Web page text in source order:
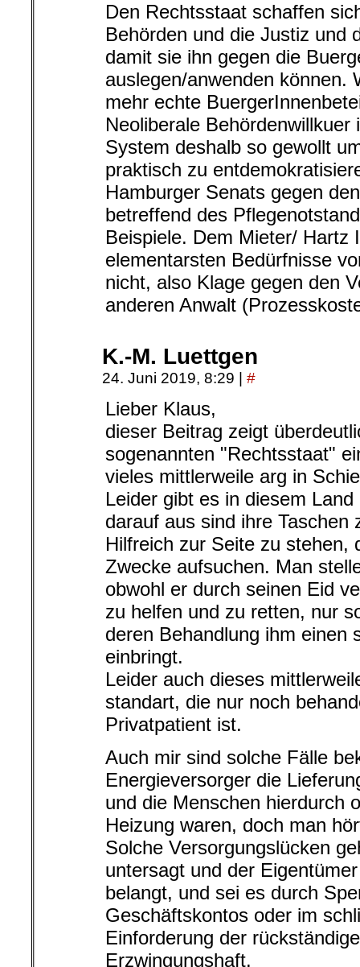
Den Rechtsstaat schaffen
Behörden und die Justiz und
damit sie ihn gegen die
auslegen/anwenden können.
mehr echte
Neoliberale
System deshalb so gewollt
praktisch zu
Hamburger Senats gegen
betreffend des
Beispiele. Dem Mieter/ Hartz
elementarsten Bedürfnisse
nicht, also Klage gegen den
anderen Anwalt
K.-M. Luettgen
24. Juni 2019, 8:29 #
Lieber Klaus,
dieser Beitrag zeigt
sogenannten "Rechtsstaat"
vieles mittlerweile arg in
Leider gibt es in diesem
darauf aus sind ihre Taschen
Hilfreich zur Seite zu stehen,
Zwecke aufsuchen. Man
obwohl er durch seinen Eid
zu helfen und zu retten, nur
deren Behandlung ihm einen
einbringt.
Leider auch dieses
standart, die nur noch
Privatpatient ist.
Auch mir sind solche Fälle
Energieversorger die
und die Menschen hierdurch
Heizung waren, doch man
Solche Versorgungslücken
untersagt und der
belangt, und sei es durch
Geschäftskontos oder im
Einforderung der
Erzwingungshaft.